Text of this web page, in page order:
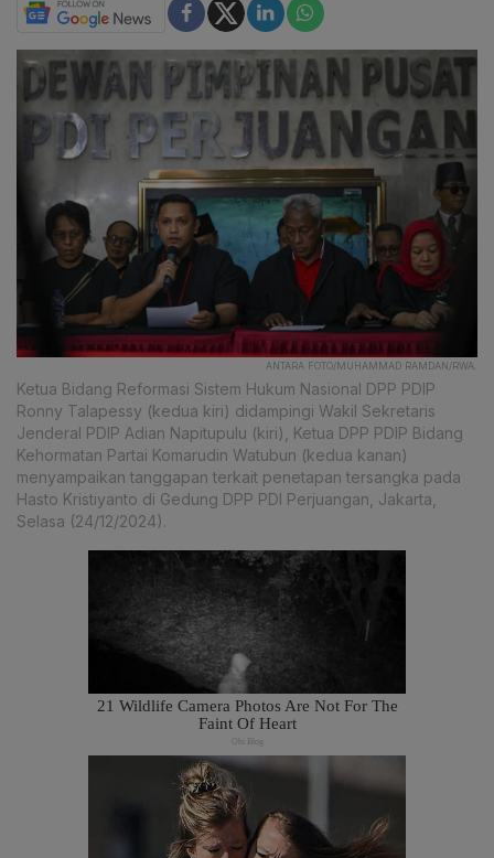
ANTARA FOTO/MUHAMMAD RAMDAN/RWA.
Ketua Bidang Reformasi Sistem Hukum Nasional DPP PDIP
Ronny Talapessy (kedua kiri) didampingi Wakil Sekretaris
Jenderal PDIP Adian Napitupulu (kiri), Ketua DPP PDIP Bidang
Kehormatan Partai Komarudin Watubun (kedua kanan)
menyampaikan tanggapan terkait penetapan tersangka pada
Hasto Kristiyanto di Gedung DPP PDI Perjuangan, Jakarta,
Selasa (24/12/2024).